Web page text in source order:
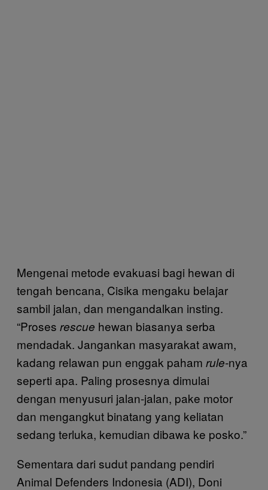
Mengenai metode evakuasi bagi hewan di
tengah bencana, Cisika mengaku belajar
sambil jalan, dan mengandalkan insting.
“Proses rescue hewan biasanya serba
mendadak. Jangankan masyarakat awam,
kadang relawan pun enggak paham rule-nya
seperti apa. Paling prosesnya dimulai
dengan menyusuri jalan-jalan, pake motor
dan mengangkut binatang yang keliatan
sedang terluka, kemudian dibawa ke posko.”
Sementara dari sudut pandang pendiri
Animal Defenders Indonesia (ADI), Doni